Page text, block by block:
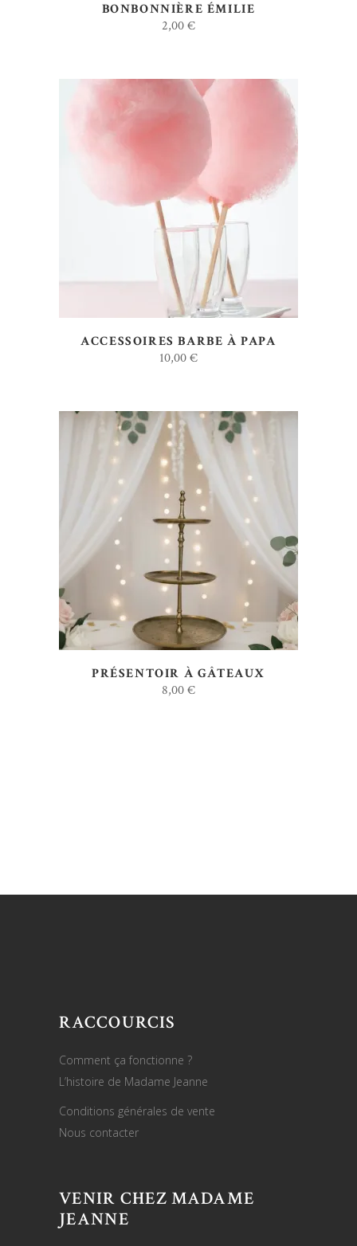
BONBONNIÈRE ÉMILIE
2,00€
AJOUTER AU DEVIS
ACCESSOIRES BARBE À PAPA
10,00€
AJOUTER AU DEVIS
PRÉSENTOIR À GÂTEAUX
8,00€
RACCOURCIS
Comment ça fonctionne ?
L’histoire de Madame Jeanne
Conditions générales de vente
Nous contacter
VENIR CHEZ MADAME
JEANNE